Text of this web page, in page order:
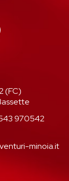
(FC)
970542
minoia.it